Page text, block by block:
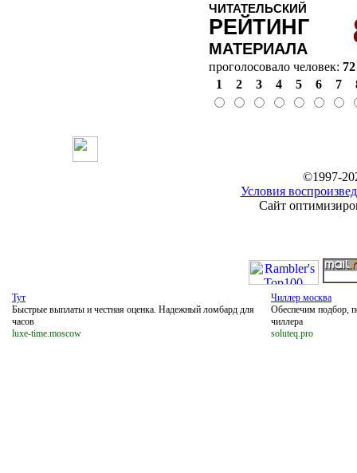
ЧИТАТЕЛЬСКИЙ
РЕЙТИНГ
МАТЕРИАЛА
проголосовало человек: 72
1
2 3 4 5 6 7
©1997-
Условия
Сайт
Тут
Быстрые выплаты и честная оценка. Надежный ломбард для
часов
luxe-time.moscow
Чиллер москва
Обеспечим подбор,
чиллера
soluteq.pro